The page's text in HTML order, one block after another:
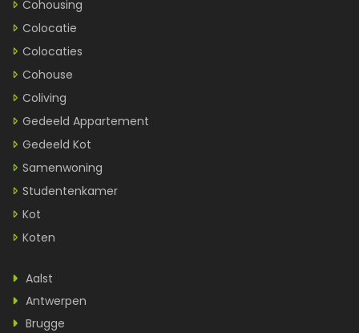
Cohousing
Colocatie
Colocaties
Cohouse
Coliving
Gedeeld Appartement
Gedeeld Kot
Samenwoning
Studentenkamer
Kot
Koten
Aalst
Antwerpen
Brugge